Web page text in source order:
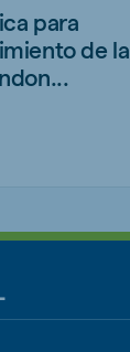
para
de la